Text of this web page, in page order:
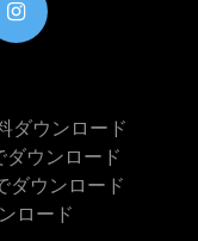
ダウンロード
ダウンロード
ダウンロード
ロード